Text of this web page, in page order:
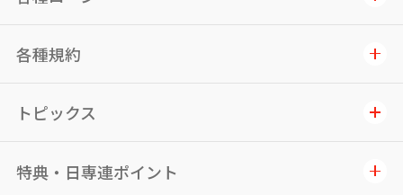
各種規約
トピックス
特典・日専連ポイント